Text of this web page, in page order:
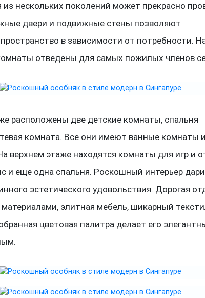
нескольких поколений может прекрасно
двери и подвижные стены позволяют
в зависимости от потребности.
отведены для самых пожилых членов
расположены две детские комнаты, спальня
комната. Все они имеют ванные комнаты
верхнем этаже находятся комнаты для игр и
и еще одна спальня. Роскошный интерьер
эстетического удовольствия. Дорогая
элитная мебель, шикарный
цветовая палитра делает его